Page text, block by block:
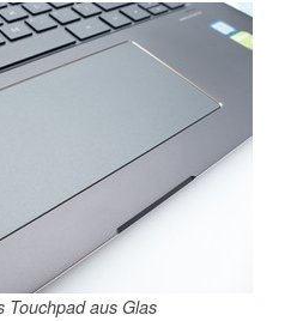
Touchpad aus Glas